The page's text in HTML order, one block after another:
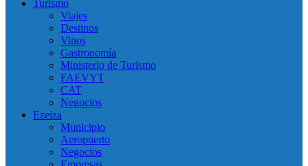
Turismo
Viajes
Destinos
Vinos
Gastronomía
Ministerio de Turismo
FAEVYT
CAT
Negocios
Ezeiza
Municipio
Aeropuerto
Negocios